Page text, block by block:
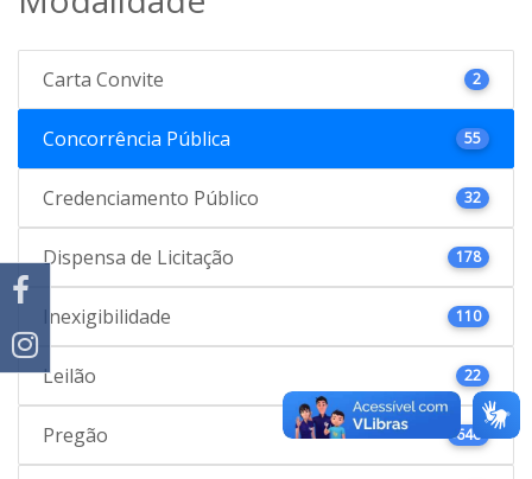
Carta Convite 2
Concorrência Pública 55
Credenciamento Público 32
Dispensa de Licitação 178
Inexigibilidade 110
Leilão 22
Pregão 646